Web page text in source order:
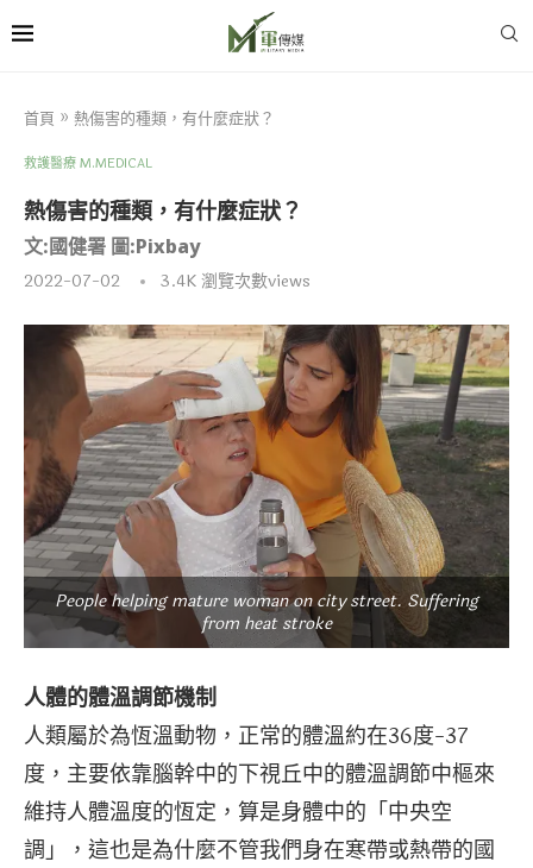
首頁 » 熱傷害的種類，有什麼症狀？
救護醫療 M.MEDICAL
熱傷害的種類，有什麼症狀？
文:國健署 圖:Pixbay
2022-07-02 3.4K瀏覽次數views
People helping mature woman on city street. Suffering
from heat stroke
人體的體溫調節機制
人類屬於為恆溫動物，正常的體溫約在36度-37
度，主要依靠腦幹中的下視丘中的體溫調節中樞來
維持人體溫度的恆定，算是身體中的「中央空
調」，這也是為什麼不管我們身在寒帶或熱帶的國